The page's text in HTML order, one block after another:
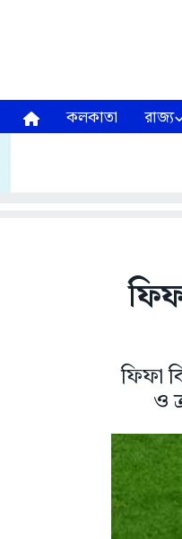
কলকাতা রাজ্য
ফিফা
ও